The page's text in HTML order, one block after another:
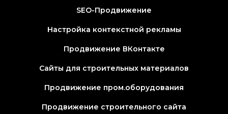
SEO-Продвижение
Настройка контекстной рекламы
Продвижение ВКонтакте
Сайты для строительных материалов
Продвижение пром.оборудования
Продвижение строительного сайта